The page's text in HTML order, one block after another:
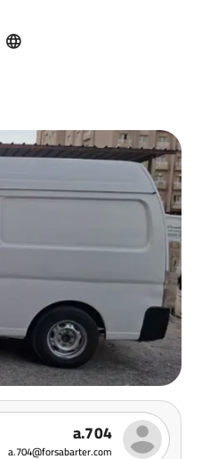
a.704
a.704@forsabarter.com